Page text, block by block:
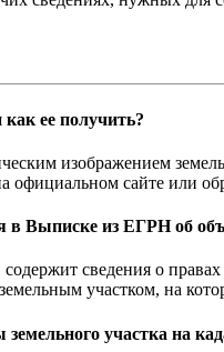
ее получить?
изображением
официальном сайте или
в Выписке из ЕГРН об
сведения о
участком, на
участка на